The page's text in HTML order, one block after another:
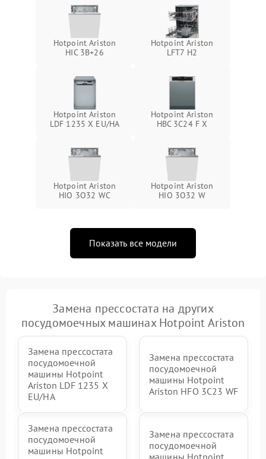
Hotpoint Ariston
HIC 3B+26
Hotpoint Ariston
LFT7 H2
Hotpoint Ariston
LDF 1235 X EU/HA
Hotpoint Ariston
HBC 3C24 F X
Hotpoint Ariston
HIO 3O32 WC
Hotpoint Ariston
HIO 3O32 W
Показать все модели
Замена прессостата на других
посудомоечных машинах Hotpoint Ariston
Замена прессостата
посудомоечной
машины Hotpoint
Ariston LDF 1235 X
EU/HA
Замена прессостата
посудомоечной
машины Hotpoint
Ariston HFO 3C23 WF
Замена прессостата
посудомоечной
машины Hotpoint
Замена прессостата
посудомоечной
машины Hotpoint